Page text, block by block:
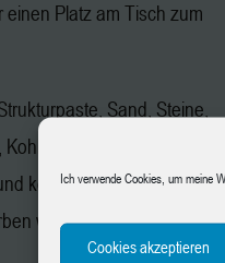
Ich verwende Cookies, um meine
Cookies akzeptieren
Platz am Tisch zum
Sand, Steine,
Graphit, Papier und
können gegen
werden.